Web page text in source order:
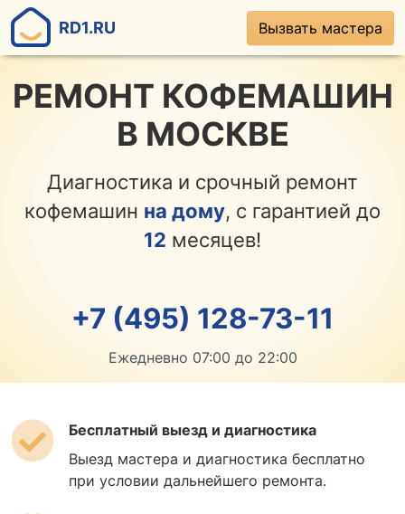
RD1.RU Вызвать мастера
РЕМОНТ КОФЕМАШИН
В МОСКВЕ
Диагностика и срочный ремонт
кофемашин на дому, с гарантией до
12 месяцев!
+7 (495) 128-73-11
Ежедневно 07:00 до 22:00
Бесплатный выезд и диагностика
Выезд мастера и диагностика бесплатно
при условии дальнейшего ремонта.